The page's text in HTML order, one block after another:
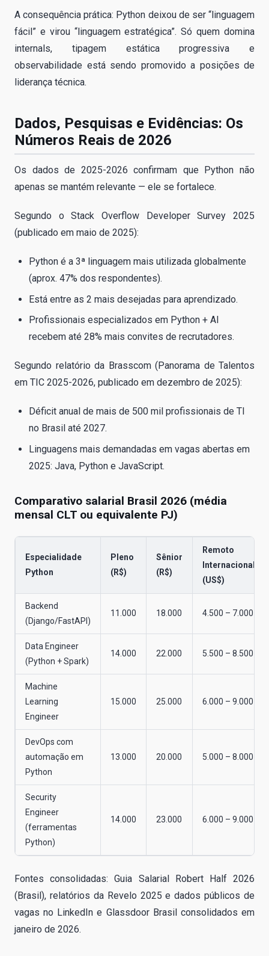
A consequência prática: Python deixou de ser “linguagem
fácil” e virou “linguagem estratégica”. Só quem domina
internals, tipagem estática progressiva e
observabilidade está sendo promovido a posições de
liderança técnica.
Dados, Pesquisas e Evidências: Os
Números Reais de 2026
Os dados de 2025-2026 confirmam que Python não
apenas se mantém relevante — ele se fortalece.
Segundo o Stack Overflow Developer Survey 2025
(publicado em maio de 2025):
Python é a 3ª linguagem mais utilizada globalmente
(aprox. 47% dos respondentes).
Está entre as 2 mais desejadas para aprendizado.
Profissionais especializados em Python + AI
recebem até 28% mais convites de recrutadores.
Segundo relatório da Brasscom (Panorama de Talentos
em TIC 2025-2026, publicado em dezembro de 2025):
Déficit anual de mais de 500 mil profissionais de TI
no Brasil até 2027.
Linguagens mais demandadas em vagas abertas em
2025: Java, Python e JavaScript.
Comparativo salarial Brasil 2026 (média
mensal CLT ou equivalente PJ)
Especialidade
Python
Pleno
(R$)
Sênior
(R$)
Remoto
Internacional
(US$)
Backend
(Django/FastAPI)
11.000 18.000 4.500 – 7.000
Data Engineer
(Python + Spark)
14.000 22.000 5.500 – 8.500
Machine
Learning
Engineer
15.000 25.000 6.000 – 9.000
DevOps com
automação em
Python
13.000 20.000 5.000 – 8.000
Security
Engineer
(ferramentas
Python)
14.000 23.000 6.000 – 9.000
Fontes consolidadas: Guia Salarial Robert Half 2026
(Brasil), relatórios da Revelo 2025 e dados públicos de
vagas no LinkedIn e Glassdoor Brasil consolidados em
janeiro de 2026.